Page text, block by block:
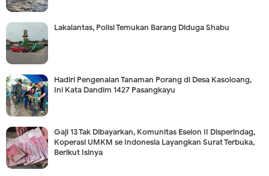
Lakalantas, Polisi Temukan Barang Diduga Shabu
Hadiri Pengenalan Tanaman Porang di Desa Kasoloang,
Ini Kata Dandim 1427 Pasangkayu
Gaji 13 Tak Dibayarkan, Komunitas Eselon II Disperindag,
Koperasi UMKM se Indonesia Layangkan Surat Terbuka,
Berikut Isinya